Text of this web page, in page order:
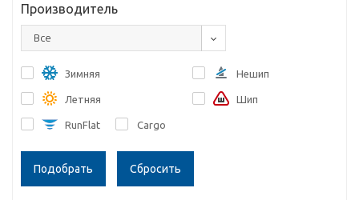
Производитель
Все
Зимняя
Летняя
RunFlat Cargo
Нешип
Шип
Сбросить